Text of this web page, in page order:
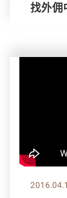
找外佣